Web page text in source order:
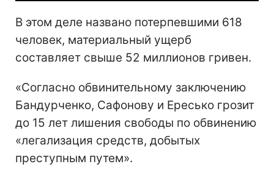
В этом деле названо потерпевшими 618
человек, материальный ущерб
составляет свыше 52 миллионов гривен.
«Согласно обвинительному заключению
Бандурченко, Сафонову и Ересько грозит
до 15 лет лишения свободы по обвинению
«легализация средств, добытых
преступным путем».